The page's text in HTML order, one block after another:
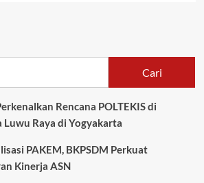
Cari
Rencana POLTEKIS di
Luwu Raya di Yogyakarta
PAKEM, BKPSDM Perkuat
Kinerja ASN